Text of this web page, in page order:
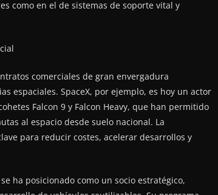
como en el de sistemas de soporte vital y
comerciales de gran envergadura
espaciales. SpaceX, por ejemplo, es hoy un actor
Falcon 9 y Falcon Heavy, que han permitido
al espacio desde suelo nacional. La
para reducir costes, acelerar desarrollos y
ha posicionado como un socio estratégico,